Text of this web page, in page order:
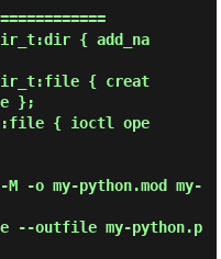
{ add_na
{ creat
};
{ ioctl ope
M -o my-python.mod my-
--outfile my-python.p